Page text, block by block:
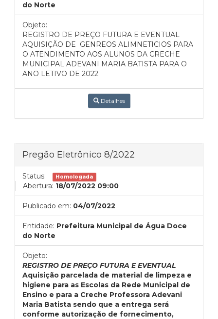
do Norte
Objeto:
REGISTRO DE PREÇO FUTURA E EVENTUAL
AQUISIÇÃO DE GENREOS ALIMNETICIOS PARA
O ATENDIMENTO AOS ALUNOS DA CRECHE
MUNICIPAL ADEVANI MARIA BATISTA PARA O
ANO LETIVO DE 2022
Detalhes
Pregão Eletrônico 8/2022
Status: Homologada
Abertura: 18/07/2022 09:00
Publicado em: 04/07/2022
Entidade: Prefeitura Municipal de Água Doce
do Norte
Objeto:
REGISTRO DE PREÇO FUTURA E EVENTUAL
Aquisição parcelada de material de limpeza e
higiene para as Escolas da Rede Municipal de
Ensino e para a Creche Professora Adevani
Maria Batista sendo que a entrega será
conforme autorização de fornecimento,